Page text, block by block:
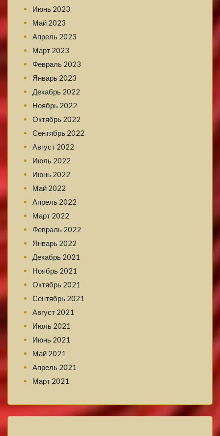
Июнь 2023
Май 2023
Апрель 2023
Март 2023
Февраль 2023
Январь 2023
Декабрь 2022
Ноябрь 2022
Октябрь 2022
Сентябрь 2022
Август 2022
Июль 2022
Июнь 2022
Май 2022
Апрель 2022
Март 2022
Февраль 2022
Январь 2022
Декабрь 2021
Ноябрь 2021
Октябрь 2021
Сентябрь 2021
Август 2021
Июль 2021
Июнь 2021
Май 2021
Апрель 2021
Март 2021